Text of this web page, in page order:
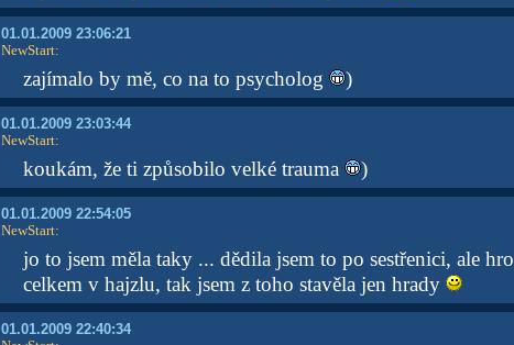
01.01.2009 23:06:21
NewStart:
zajímalo by mě, co na to psycholog )
01.01.2009 23:03:44
NewStart:
koukám, že ti způsobilo velké trauma )
01.01.2009 22:54:05
NewStart:
jo to jsem měla taky ... dědila jsem to po sestřenici, ale
celkem v hajzlu, tak jsem z toho stavěla jen hrady
01.01.2009 22:40:34